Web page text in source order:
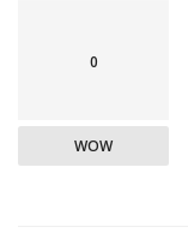
0
WOW